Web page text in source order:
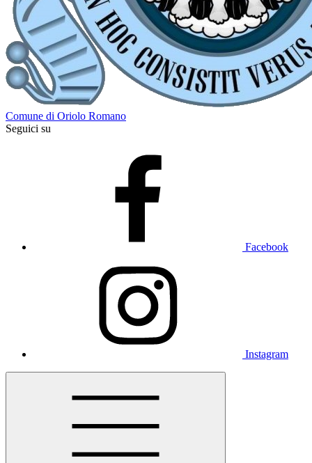
Comune di Oriolo Romano
Seguici su
Facebook
Instagram